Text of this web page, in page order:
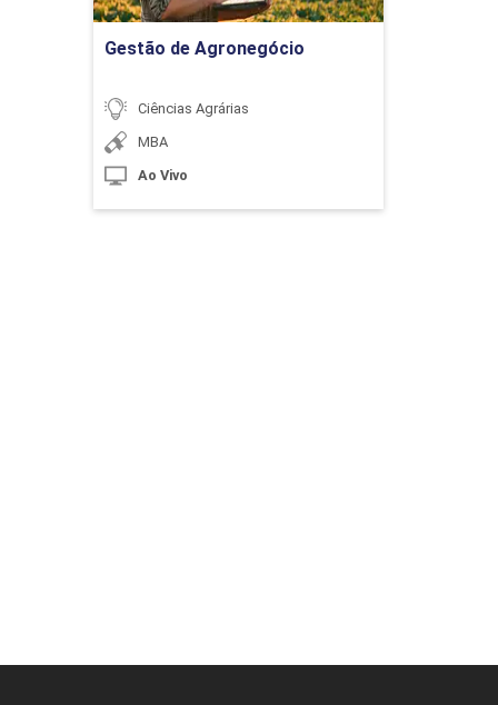
Gestão de Agronegócio
Ciências Agrárias
MBA
Ao Vivo